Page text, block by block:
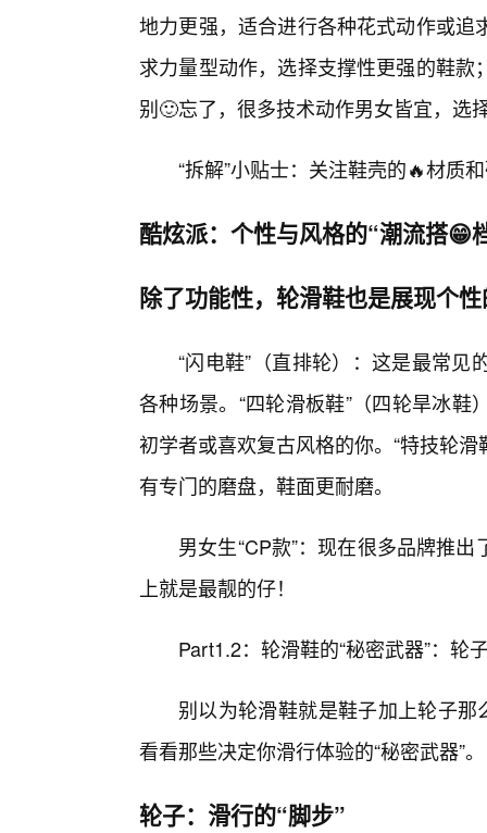
地力更强，适合进行各种花式动作或
求力量型动作，选择支撑性更强的鞋
别🙂忘了，很多技术动作男女皆宜，选
“拆解”小贴士：关注鞋壳的🔥材质
酷炫派：个性与风格的“潮流搭😁
除了功能性，轮滑鞋也是展现个
“闪电鞋”（直排轮）：这是最常
各种场景。“四轮滑板鞋”（四轮旱冰
初学者或喜欢复古风格的你。“特技轮
有专门的磨盘，鞋面更耐磨。
男女生“CP款”：现在很多品牌推
上就是最靓的仔！
Part1.2：轮滑鞋的“秘密武器”：轮
别以为轮滑鞋就是鞋子加上轮子那
看看那些决定你滑行体验的“秘密武器”。
轮子：滑行的“脚步”